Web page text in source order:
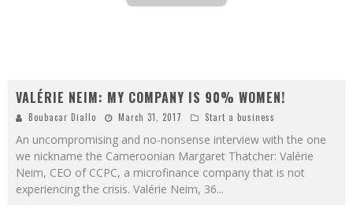
VALÉRIE NEIM: MY COMPANY IS 90% WOMEN!
Boubacar Diallo March 31, 2017 Start a business
An uncompromising and no-nonsense interview with the one
we nickname the Cameroonian Margaret Thatcher: Valérie
Neim, CEO of CCPC, a microfinance company that is not
experiencing the crisis. Valérie Neim, 36...